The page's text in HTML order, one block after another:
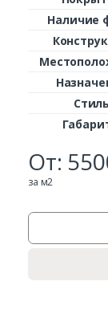
Ваше
Наличие
Стиль
От:
за м2